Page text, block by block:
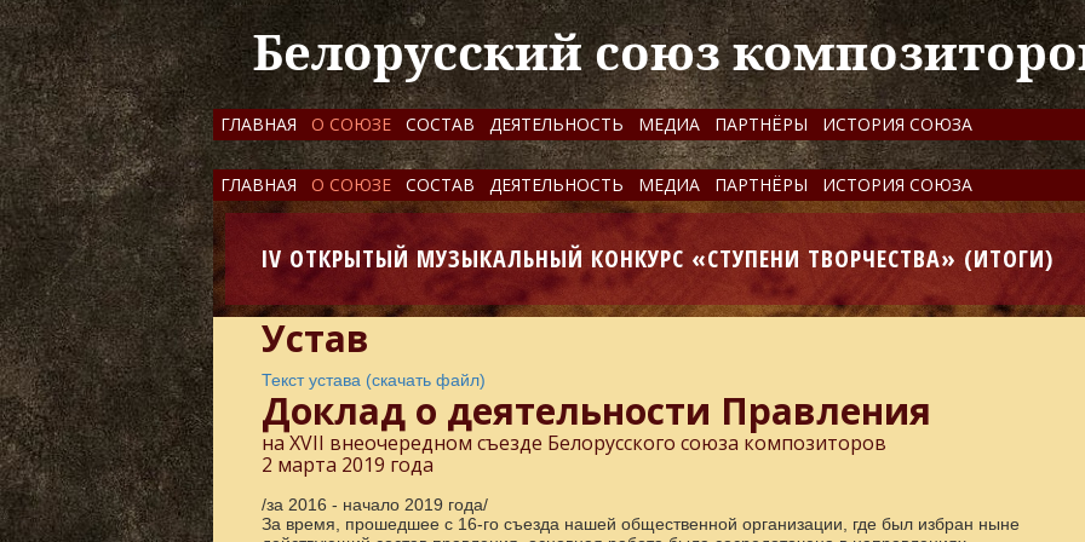
Белорусский союз
ГЛАВНАЯ О СОЮЗЕ СОСТАВ ДЕЯТЕЛЬНОСТЬ МЕДИА ПАРТНЁРЫ ИСТОРИЯ СОЮЗА
ГЛАВНАЯ О СОЮЗЕ СОСТАВ ДЕЯТЕЛЬНОСТЬ МЕДИА ПАРТНЁРЫ ИСТОРИЯ СОЮЗА
IV ОТКРЫТЫЙ МУЗЫКАЛЬНЫЙ КОНКУРС «СТУПЕНИ ТВОРЧЕСТВА» (ИТОГИ)
Устав
Текст устава (скачать файл)
Доклад о деятельности Правления
на XVII внеочередном съезде Белорусского союза композиторов
2 марта 2019 года
/за 2016 - начало 2019 года/
За время, прошедшее с 16-го съезда нашей общественной организации, где был избран ныне